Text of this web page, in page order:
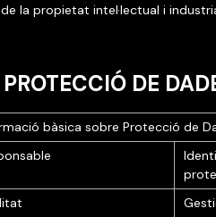
la propietat intel·lectual i
DE
bàsica sobre Protecció de